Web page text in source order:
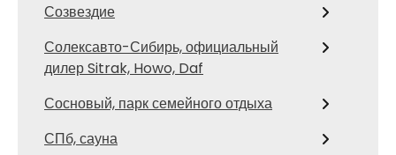
Созвездие
Солексавто-Сибирь, официальный
дилер Sitrak, Howo, Daf
Сосновый, парк семейного отдыха
СПб, сауна